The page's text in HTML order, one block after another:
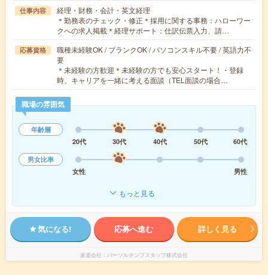
仕事内容
経理・財務・会計・英文経理
＊勤務表のチェック・修正＊採用に関する事務：ハローワー
クへの求人掲載＊経理サポート：仕訳伝票入力、請…
応募資格
職種未経験OK / ブランクOK / パソコンスキル不要 / 英語力不
要
＊未経験の方歓迎＊未経験の方でも安心スタート！・登録
時、キャリアを一緒に考える面談（TEL面談の場合…
職場の雰囲気
年齢層
20代
30代 40代 50代
60代
男女比率
女性
男性
もっと見る
気になる! 応募へ進む 詳しく見る
派遣会社 パーソルテンプスタッフ株式会社